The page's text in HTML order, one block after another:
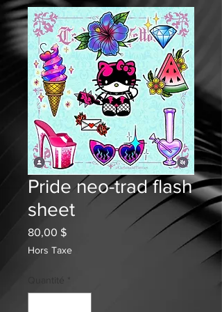
Pride neo-trad flash
sheet
80,00 $Prix
Hors Taxe
*